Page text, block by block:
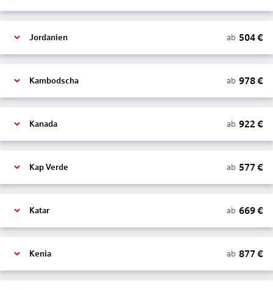
Jordanien ab 504€
Kambodscha ab 978€
Kanada ab 922 €
Kap Verde ab 577 €
Katar ab 669€
Kenia ab 877 €